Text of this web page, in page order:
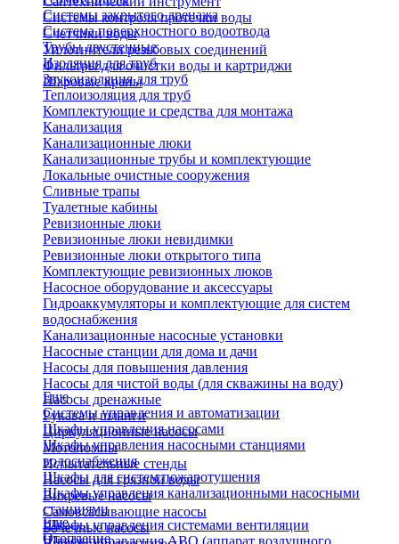
Системы контроля протечки воды
Счетчики воды
Уплотнители резьбовых соединений
Фильтры для очистки воды и картриджи
Шаровые краны
Системы закрытого дренажа
Система поверхностного водоотвода
Трубы двустенные
Изоляция для труб
Звукоизоляция для труб
Теплоизоляция для труб
Комплектующие и средства для монтажа
Канализация
Канализационные люки
Канализационные трубы и комплектующие
Локальные очистные сооружения
Сливные трапы
Туалетные кабины
Ревизионные люки
Ревизионные люки невидимки
Ревизионные люки открытого типа
Комплектующие ревизионных люков
Насосное оборудование и аксессуары
Гидроаккумуляторы и комплектующие для систем
водоснабжения
Канализационные насосные установки
Насосные станции для дома и дачи
Насосы для повышения давления
Насосы для чистой воды (для скважины на воду)
Насосы дренажные
Рукава и шланги
Циркуляционные насосы
Мотопомпы
Испытательные стенды
Насосы для грязной воды
Вихревые насосы
Самовсасывающие насосы
Бочечные насосы
Еще
Системы управления и автоматизации
Шкафы управления насосами
Шкафы управления насосными станциями
водоснабжения
Шкафы для систем пожаротушения
Шкафы управления канализационными насосными
станциями
Шкафы управления системами вентиляции
Шкафы управления АВО (аппарат воздушного
Еще
Отопление